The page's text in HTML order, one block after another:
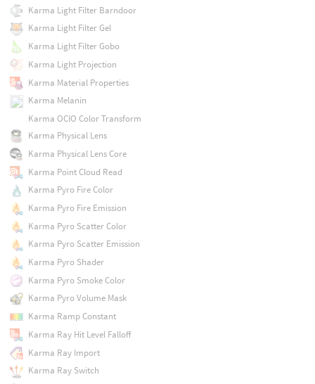
Karma Light Filter Barndoor
Karma Light Filter Gel
Karma Light Filter Gobo
Karma Light Projection
Karma Material Properties
Karma Melanin
Karma OCIO Color Transform
Karma Physical Lens
Karma Physical Lens Core
Karma Point Cloud Read
Karma Pyro Fire Color
Karma Pyro Fire Emission
Karma Pyro Scatter Color
Karma Pyro Scatter Emission
Karma Pyro Shader
Karma Pyro Smoke Color
Karma Pyro Volume Mask
Karma Ramp Constant
Karma Ray Hit Level Falloff
Karma Ray Import
Karma Ray Switch